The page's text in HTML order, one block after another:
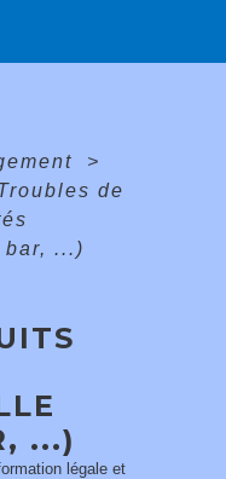
>
de
...)
...)
légale et